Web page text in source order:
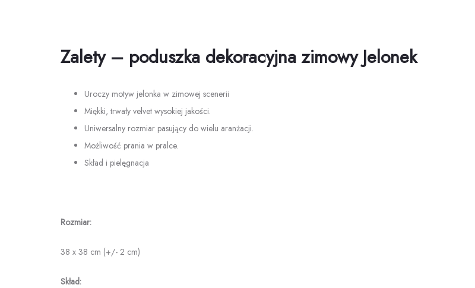
Zalety – poduszka dekoracyjna zimowy Jelonek
Uroczy motyw jelonka w zimowej scenerii
Miękki, trwały velvet wysokiej jakości.
Uniwersalny rozmiar pasujący do wielu aranżacji.
Możliwość prania w pralce.
Skład i pielęgnacja
Rozmiar:
38 x 38 cm (+/- 2 cm)
Skład: